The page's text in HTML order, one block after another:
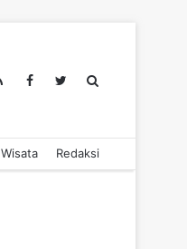
Wisata Redaksi